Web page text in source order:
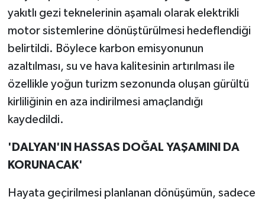
yakıtlı gezi teknelerinin aşamalı olarak elektrikli
motor sistemlerine dönüştürülmesi hedeflendiği
belirtildi. Böylece karbon emisyonunun
azaltılması, su ve hava kalitesinin artırılması ile
özellikle yoğun turizm sezonunda oluşan gürültü
kirliliğinin en aza indirilmesi amaçlandığı
kaydedildi.
'DALYAN'IN HASSAS DOĞAL YAŞAMINI DA
KORUNACAK'
Hayata geçirilmesi planlanan dönüşümün, sadece